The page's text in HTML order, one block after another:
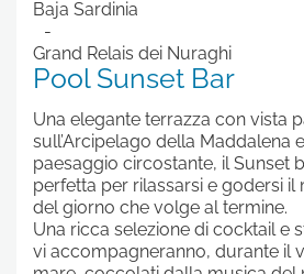
Baja Sardinia
Grand Relais dei Nuraghi
Pool Sunset Bar
Una elegante terrazza con vista
sull’Arcipelago della Maddalena
paesaggio circostante, il Sunset
perfetta per rilassarsi e godersi
del giorno che volge al termine.
Una ricca selezione di cocktail e
vi accompagneranno, durante il